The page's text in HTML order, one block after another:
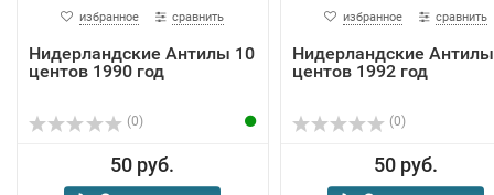
избранное сравнить
Нидерландские Антилы 10
центов 1990 год
(0)
50 руб.
избранное сравнить
Нидерландские
центов 1992 год
(0)
50 руб.